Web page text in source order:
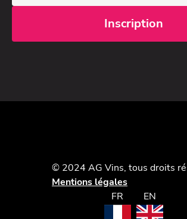
© 2024 AG Vins, tous droits
Mentions légales
FR
EN